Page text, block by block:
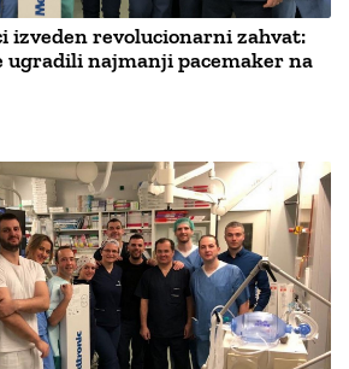
izveden revolucionarni zahvat:
ugradili najmanji pacemaker na